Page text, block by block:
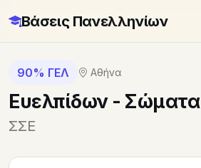
Βάσεις Πανελληνίων
90% ΓΕΛ Αθήνα
Ευελπίδων - Σώματα
ΣΣΕ